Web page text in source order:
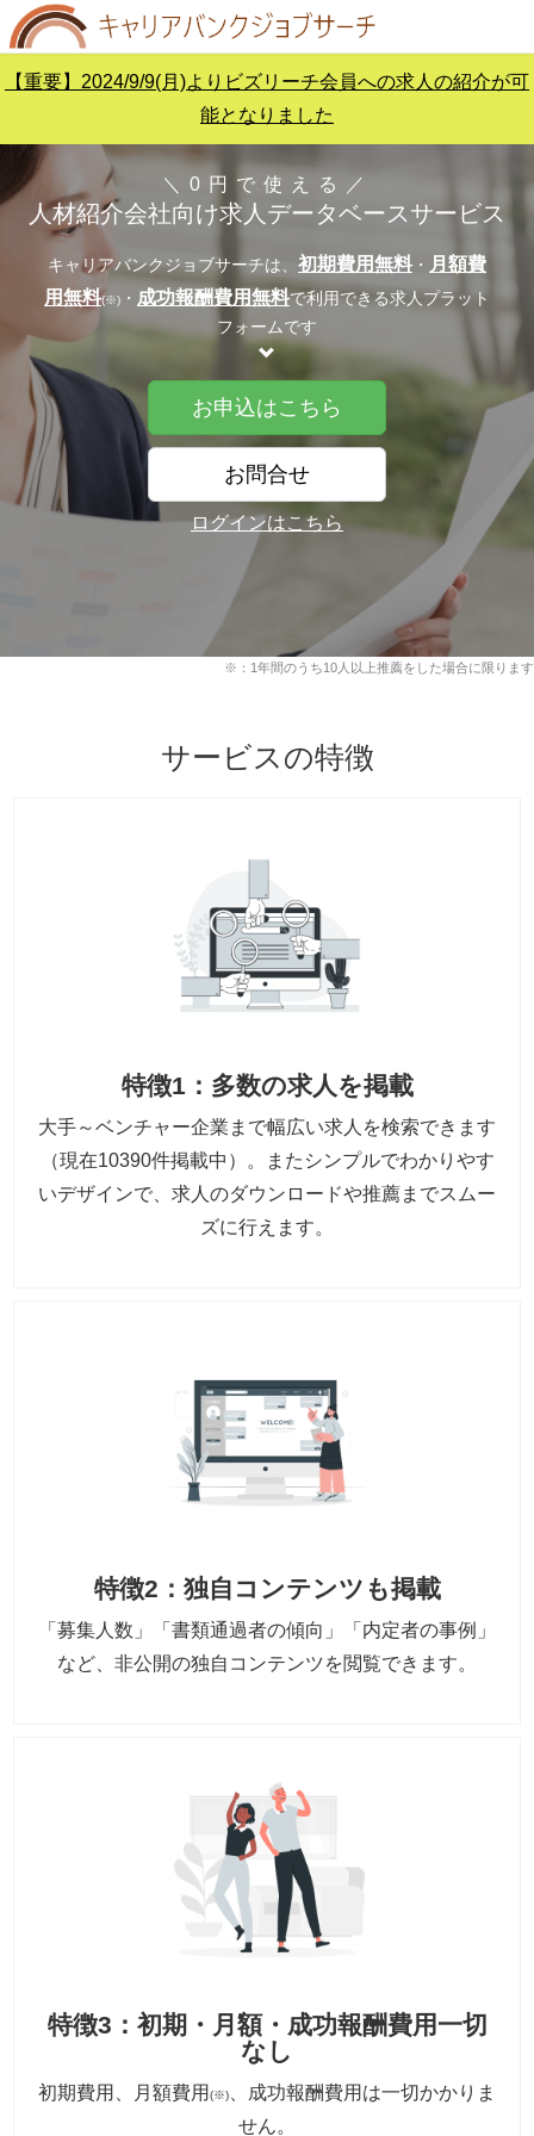
【重要】2024/9/9(月)よりビズリーチ会員への求人の紹介が可
能となりました
＼0円で使える／
人材紹介会社向け求人データベースサービス
キャリアバンクジョブサーチは、 初期費用無料・ 月額費
用無料(※)・ 成功報酬費用無料で利用できる求人プラット
フォームです
お申込はこちら
お問合せ
ログインはこちら
※：1年間のうち10人以上推薦をした場合に限ります
サービスの特徴
特徴1：多数の求人を掲載
大手～ベンチャー企業まで幅広い求人を検索できます
（現在10390件掲載中）。またシンプルでわかりやす
いデザインで、求人のダウンロードや推薦までスムー
ズに行えます。
特徴2：独自コンテンツも掲載
「募集人数」「書類通過者の傾向」「内定者の事例」
など、非公開の独自コンテンツを閲覧できます。
特徴3：初期・月額・成功報酬費用一切
なし
初期費用、月額費用 (※)
、成功報酬費用は一切かかりま
せん。